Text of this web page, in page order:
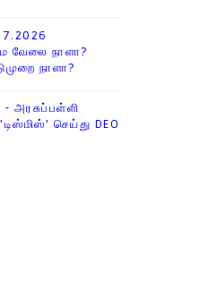
வேலை நாளா?
நாளா?
அரசுப்பள்ளி
செய்து DEO